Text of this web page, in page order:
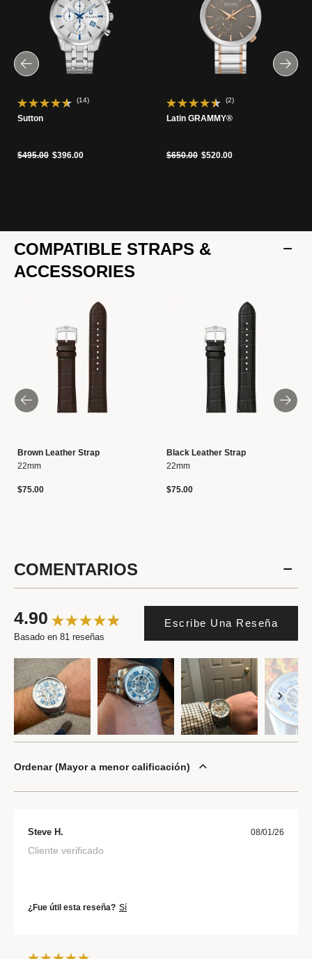
(14)
Sutton
Precio reducido de
$495.00a$396.00
(2)
Latin GRAMMY®
Precio reducido de
$650.00a$520.00
COMPATIBLE STRAPS &
ACCESSORIES
Brown Leather Strap
22mm
$75.00
Black Leather Strap
22mm
$75.00
COMENTARIOS
4.90
Basado en 81 reseñas
Escribe Una Reseña
Ordenar Mayor a menor calificación
Steve H. 08/01/26
Cliente verificado
¿Fue útil esta reseña? Sí